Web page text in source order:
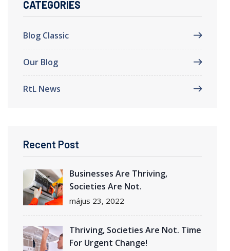
CATEGORIES
Blog Classic
Our Blog
RtL News
Recent Post
Businesses Are Thriving,
Societies Are Not.
május 23, 2022
Thriving, Societies Are Not. Time
For Urgent Change!